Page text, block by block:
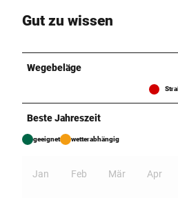
Gut zu wissen
Wegebeläge
Beste Jahreszeit
geeignet wetterabhängig
Jan Feb Mär Apr